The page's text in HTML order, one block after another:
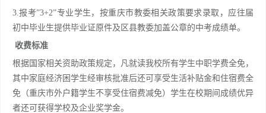
3.报考”3+2”专业学生，按重庆市教委相关政策要求录取，应往届
初中毕业生提供毕业证原件及区县教委加盖公章的中考成绩单。
收费标准
根据国家相关资助政策规定，凡就读我校所有学生中职学费全免，
其中家庭经济困学生经审核批准后还可享受生活补贴金和住宿费全
免（重庆市外户籍学生不享受住宿费减免）学生在校期间成绩优异
者还可获得学校及企业奖学金。